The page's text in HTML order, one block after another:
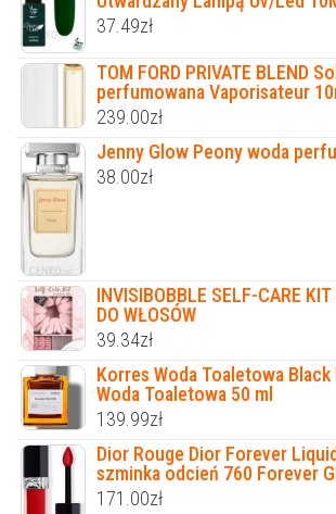
37.49zł
TOM FORD PRIVATE BLEND
perfumowana Vaporisateur
239.00zł
Jenny Glow Peony woda
38.00zł
INVISIBOBBLE SELF-CARE
DO WŁOSÓW
39.34zł
Korres Woda Toaletowa Black
Woda Toaletowa 50 ml
139.99zł
Dior Rouge Dior Forever
szminka odcień 760 Forever
171.00zł